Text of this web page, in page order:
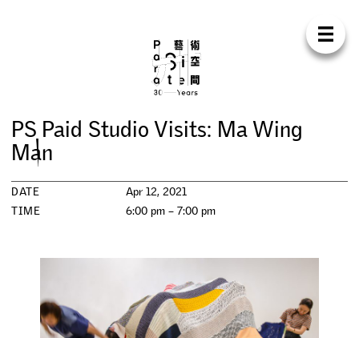
Para
UT SUP
EX HI BIT ION S
PROGRAMMES
PUBLICATIONS
PS Paid Studio Visits: Ma Wing
Man
DATE
Apr 12, 2021
TIME
6:00 pm – 7:00 pm